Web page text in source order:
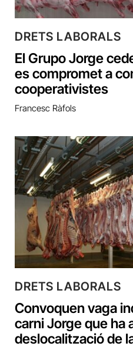
DRETS LABORALS
El Grupo Jorge
es compromet a
cooperativistes
Francesc Ràfols
DRETS LABORALS
Convoquen vaga
carni Jorge que ha
deslocalització de